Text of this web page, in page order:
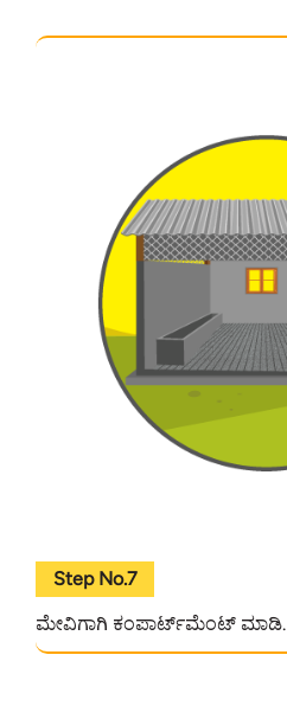
Step No.7
ಮೇವಿಗಾಗಿ ಕಂಪಾರ್ಟ್‌ಮೆಂಟ್ ಮಾಡಿ.